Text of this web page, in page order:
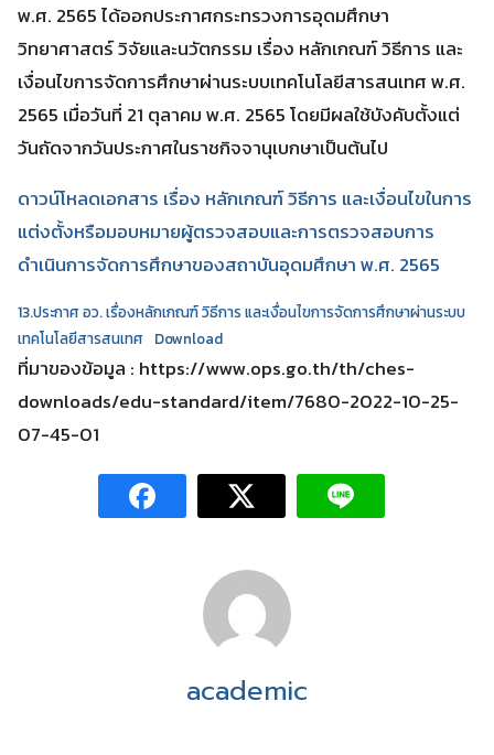
พ.ศ. 2565 ได้ออกประกาศกระทรวงการอุดมศึกษา
วิทยาศาสตร์ วิจัยและนวัตกรรม เรื่อง หลักเกณฑ์ วิธีการ และ
เงื่อนไขการจัดการศึกษาผ่านระบบเทคโนโลยีสารสนเทศ พ.ศ.
2565 เมื่อวันที่ 21 ตุลาคม พ.ศ. 2565 โดยมีผลใช้บังคับตั้งแต่
วันถัดจากวันประกาศในราชกิจจานุเบกษาเป็นต้นไป
ดาวน์โหลดเอกสาร เรื่อง หลักเกณฑ์ วิธีการ และเงื่อนไขในการ
แต่งตั้งหรือมอบหมายผู้ตรวจสอบและการตรวจสอบการ
ดำเนินการจัดการศึกษาของสถาบันอุดมศึกษา พ.ศ. 2565
13.ประกาศ อว. เรื่องหลักเกณฑ์ วิธีการ และเงื่อนไขการจัดการศึกษาผ่านระบบ
เทคโนโลยีสารสนเทศ Download
ที่มาของข้อมูล : https://www.ops.go.th/th/ches-
downloads/edu-standard/item/7680-2022-10-25-
07-45-01
academic